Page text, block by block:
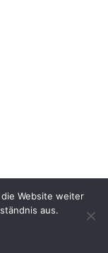
Website weiter
aus.